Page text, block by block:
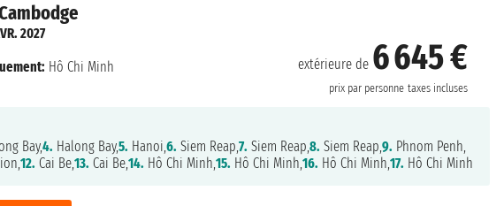
extérieure de 6 645 €
prix par personne taxes incluses
2027
Hô Chi Minh
Bay,4. Halong Bay,5. Hanoi,6. Siem Reap,7. Siem Reap,8. Siem Reap,9. Phnom Penh,
12. Cai Be,13. Cai Be,14. Hô Chi Minh,15. Hô Chi Minh,16. Hô Chi Minh,17. Hô Chi Minh